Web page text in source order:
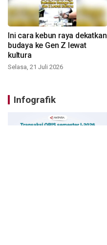
Ini cara kebun raya dekatkan
budaya ke Gen Z lewat
kultura
Selasa, 21 Juli 2026
Infografik